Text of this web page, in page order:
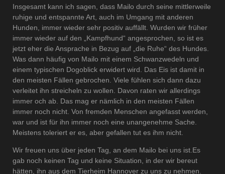
Insgesamt kann ich sagen, dass Mailo durch seine mittlerweile
ruhige und entspannte Art, auch im Umgang mit anderen
Hunden, immer wieder sehr positiv auffällt. Wurden wir früher
immer wieder auf den „Kampfhund“ angesprochen, so ist es
jetzt eher die Ansprache in Bezug auf „die Ruhe“ des Hundes.
Was dann häufig von Mailo mit einem Schwanzwedeln und
einem typischen Dogoblick erwidert wird. Das Eis ist damit in
den meisten Fällen gebrochen. Viele fühlen sich dann dazu
verleitet ihn streicheln zu wollen. Davon raten wir allerdings
immer och ab. Das mag er nämlich in den meisten Fällen
immer noch nicht. Von fremden Menschen angefasst werden,
war und ist für ihn immer noch eine unangenehme Sache.
Meistens toleriert er es, aber gefallen tut es ihm nicht.
Wir freuen uns über jeden Tag, an dem Mailo bei uns ist.Es
gab noch keinen Tag und keine Situation, in der wir bereut
hätten, ihn aus dem Tierheim Hannover zu uns zu nehmen.